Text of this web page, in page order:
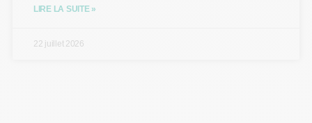
LIRE LA SUITE »
22 juillet 2026